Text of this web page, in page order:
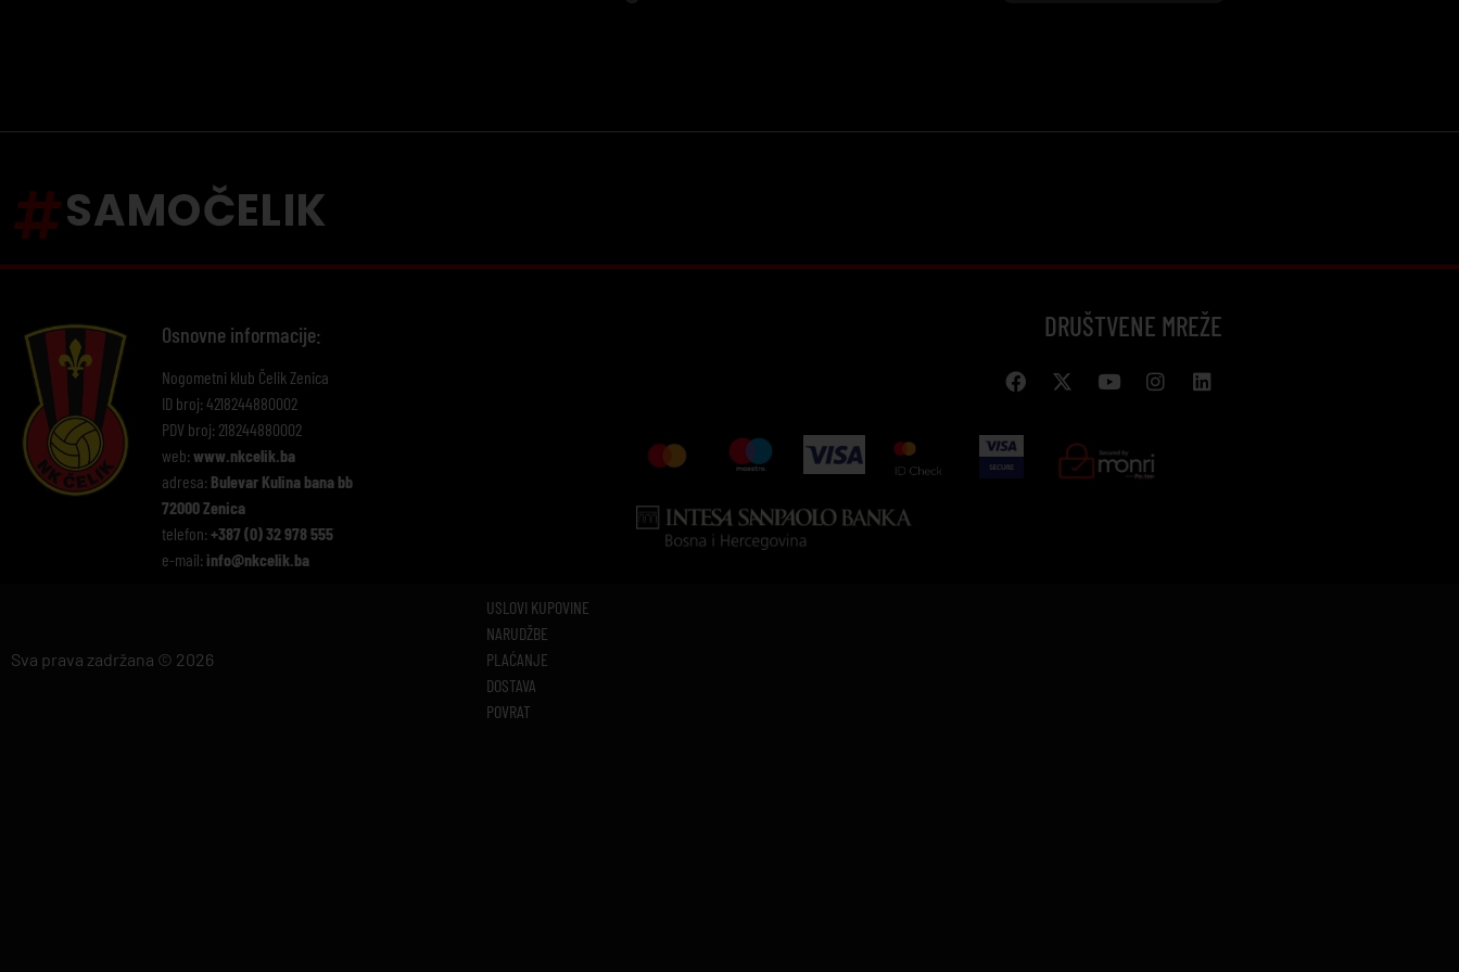
SAMOČELIK
Osnovne informacije:
Nogometni klub Čelik Zenica
ID broj: 4218244880002
PDV broj: 218244880002
web: www.nkcelik.ba
adresa: Bulevar Kulina bana bb
72000 Zenica
telefon: +387 (0) 32 978 555
e-mail: info@nkcelik.ba
DRUŠTVENE MREŽE
Sva prava zadržana © 2026
USLOVI KUPOVINE
NARUDŽBE
PLAĆANJE
DOSTAVA
POVRAT